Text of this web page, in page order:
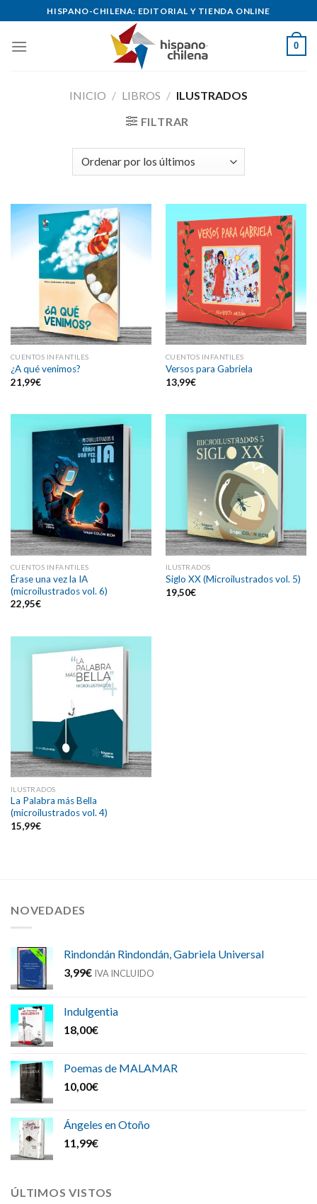
to
content
HISPANO-CHILENA: EDITORIAL Y TIENDA ONLINE
0
INICIO / LIBROS / ILUSTRADOS
FILTRAR
CUENTOS INFANTILES
¿A qué venimos?
21,99€
CUENTOS INFANTILES
Versos para Gabriela
13,99€
CUENTOS INFANTILES
Érase una vez la IA
(microilustrados vol. 6)
22,95€
ILUSTRADOS
Siglo XX (Microilustrados vol. 5)
19,50€
ILUSTRADOS
La Palabra más Bella
(microilustrados vol. 4)
15,99€
NOVEDADES
Rindondán Rindondán, Gabriela Universal
3,99€ IVA INCLUIDO
Indulgentia
18,00€
Poemas de MALAMAR
10,00€
Ángeles en Otoño
11,99€
ÚLTIMOS VISTOS